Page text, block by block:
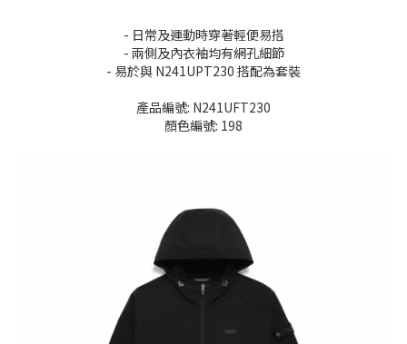
- 日常及運動時穿著輕便易搭
- 兩側及內衣袖均有網孔細節
- 易於與 N241UPT230 搭配為套裝
產品編號: N241UFT230
顏色編號: 198